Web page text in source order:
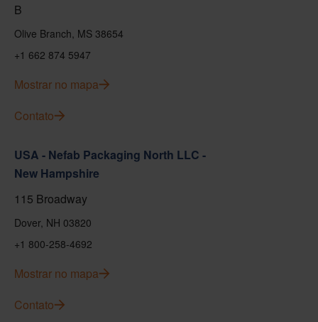
B
Olive Branch, MS 38654
+1 662 874 5947
Mostrar no mapa
Contato
USA - Nefab Packaging North LLC -
New Hampshire
115 Broadway
Dover, NH 03820
+1 800-258-4692
Mostrar no mapa
Contato